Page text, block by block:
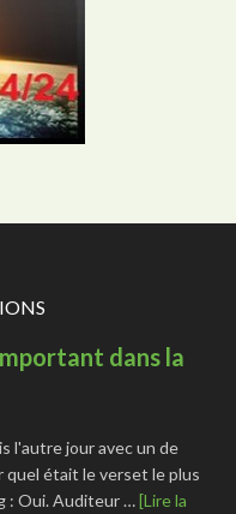
dans la
l'autre jour avec un de
quel était le verset le plus
: Oui. Auditeur …[Lire la